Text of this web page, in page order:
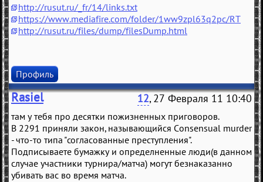
http://rusut.ru/_fr/14/links.txt
https://www.mediafire.com/folder/1ww9zpl63q2pc/RT
http://rusut.ru/files/dump/filesDump.html
Профиль
Rasiel 12, 27 Февраля 11 10:40
там у тебя про десятки пожизненных приговоров.
В 2291 приняли закон, называющийся Consensual murder
- что-то типа "согласованные преступления".
Подписываете бумажку и определненные люди(в данном
случае участники турнира/матча) могут безнаказанно
убивать вас во время матча.